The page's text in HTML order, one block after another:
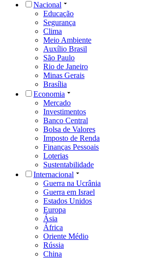
Nacional
Educação
Segurança
Clima
Meio Ambiente
Auxílio Brasil
São Paulo
Rio de Janeiro
Minas Gerais
Brasília
Economia
Mercado
Investimentos
Banco Central
Bolsa de Valores
Imposto de Renda
Finanças Pessoais
Loterias
Sustentabilidade
Internacional
Guerra na Ucrânia
Guerra em Israel
Estados Unidos
Europa
Ásia
África
Oriente Médio
Rússia
China